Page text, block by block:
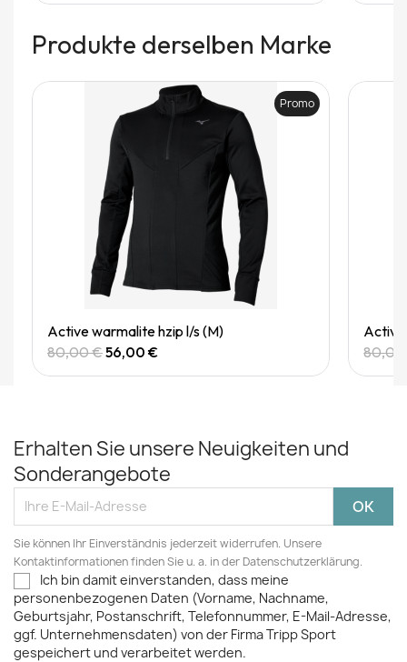
Produkte derselben Marke
Quick View
Promo
Active warmalite hzip l/s (M)
80,00 €56,00 €
Active
Erhalten Sie unsere Neuigkeiten und
Sonderangebote
Sie können Ihr Einverständnis jederzeit widerrufen. Unsere
Kontaktinformationen finden Sie u. a. in der Datenschutzerklärung.
Ich bin damit einverstanden, dass meine
personenbezogenen Daten (Vorname, Nachname,
Geburtsjahr, Postanschrift, Telefonnummer, E-Mail-Adresse,
ggf. Unternehmensdaten) von der Firma Tripp Sport
gespeichert und verarbeitet werden.